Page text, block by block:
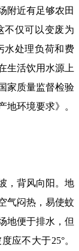
附近有足够农田
不仅可以变废为
水处理负荷和费
生活饮用水源上
家质量监督检验
地环境要求》。
，背风向阳。地
气闷热，易使蚊
地便于排水，但
应不大于25°。